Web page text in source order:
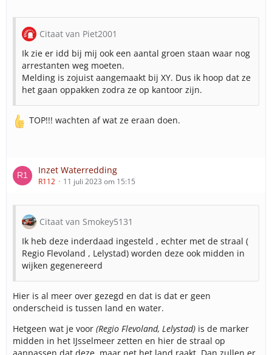
Citaat van Piet2001
Ik zie er idd bij mij ook een aantal groen staan waar nog
arrestanten weg moeten.
Melding is zojuist aangemaakt bij XY. Dus ik hoop dat ze
het gaan oppakken zodra ze op kantoor zijn.
TOP!!! wachten af wat ze eraan doen.
Inzet Waterredding
R112 11 juli 2023 om 15:15
Citaat van Smokey5131
Ik heb deze inderdaad ingesteld , echter met de straal (
Regio Flevoland , Lelystad) worden deze ook midden in
wijken gegenereerd
Hier is al meer over gezegd en dat is dat er geen
onderscheid is tussen land en water.
Hetgeen wat je voor (Regio Flevoland, Lelystad) is de marker
midden in het IJsselmeer zetten en hier de straal op